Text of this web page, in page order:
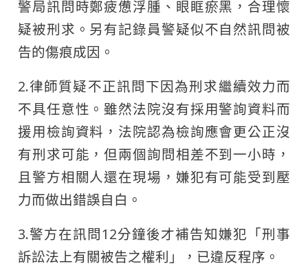
警局訊問時鄭疲憊浮腫、眼眶瘀黑，合理懷
疑被刑求。另有記錄員警疑似不自然訊問被
告的傷痕成因。
2.律師質疑不正訊問下因為刑求繼續效力而
不具任意性。雖然法院沒有採用警詢資料而
援用檢詢資料，法院認為檢詢應會更公正沒
有刑求可能，但兩個詢問相差不到一小時，
且警方相關人還在現場，嫌犯有可能受到壓
力而做出錯誤自白。
3.警方在訊問12分鐘後才補告知嫌犯「刑事
訴訟法上有關被告之權利」，已違反程序。